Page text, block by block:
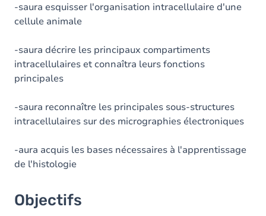
-saura esquisser l'organisation intracellulaire d'une
cellule animale
-saura décrire les principaux compartiments
intracellulaires et connaîtra leurs fonctions
principales
-saura reconnaître les principales sous-structures
intracellulaires sur des micrographies électroniques
-aura acquis les bases nécessaires à l'apprentissage
de l'histologie
Objectifs